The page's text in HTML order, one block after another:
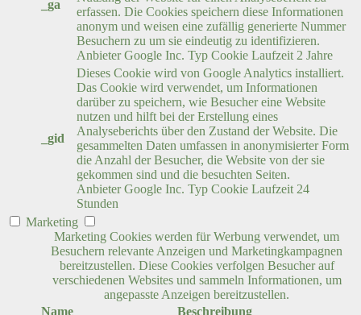
_ga
erfassen. Die Cookies speichern diese Informationen
anonym und weisen eine zufällig generierte Nummer
Besuchern zu um sie eindeutig zu identifizieren.
Anbieter Google Inc. Typ Cookie Laufzeit 2 Jahre
_gid
Dieses Cookie wird von Google Analytics installiert.
Das Cookie wird verwendet, um Informationen
darüber zu speichern, wie Besucher eine Website
nutzen und hilft bei der Erstellung eines
Analyseberichts über den Zustand der Website. Die
gesammelten Daten umfassen in anonymisierter Form
die Anzahl der Besucher, die Website von der sie
gekommen sind und die besuchten Seiten.
Anbieter Google Inc. Typ Cookie Laufzeit 24
Stunden
Marketing
Marketing Cookies werden für Werbung verwendet, um
Besuchern relevante Anzeigen und Marketingkampagnen
bereitzustellen. Diese Cookies verfolgen Besucher auf
verschiedenen Websites und sammeln Informationen, um
angepasste Anzeigen bereitzustellen.
Name
Beschreibung